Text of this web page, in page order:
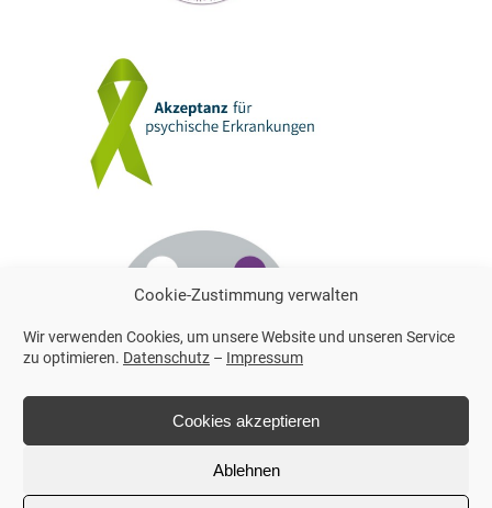
Cookie-Zustimmung verwalten
Wir verwenden Cookies, um unsere Website und unseren Service
zu optimieren. Datenschutz – Impressum
Cookies akzeptieren
Ablehnen